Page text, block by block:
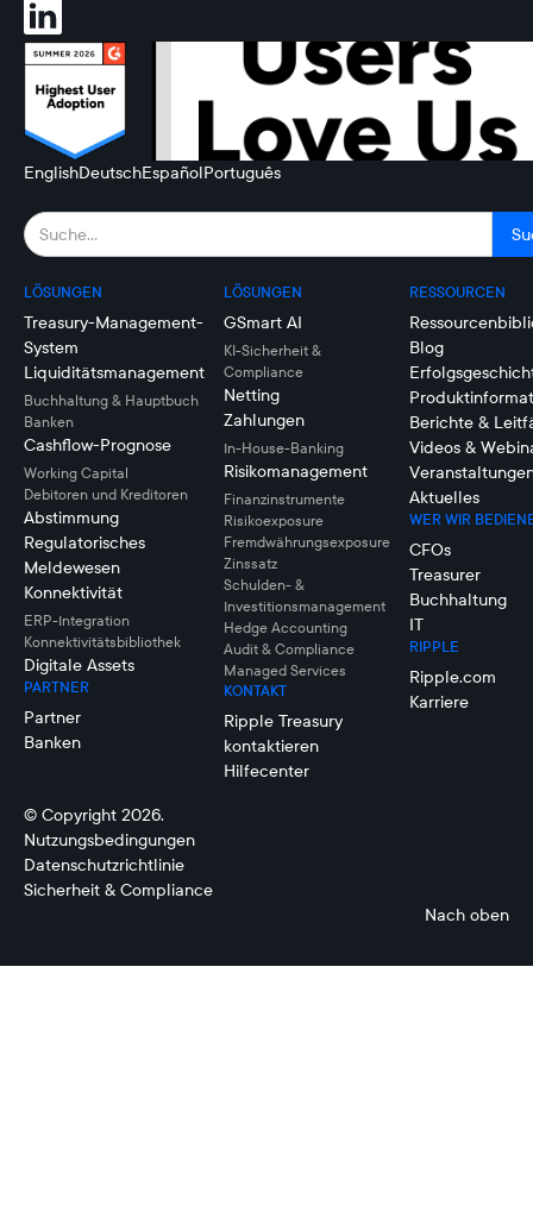
EnglishDeutschEspañolPortuguês
LÖSUNGEN
Treasury-Management-
System
Liquiditätsmanagement
Buchhaltung & Hauptbuch
Banken
Cashflow-Prognose
Working Capital
Debitoren und Kreditoren
Abstimmung
Regulatorisches
Meldewesen
Konnektivität
ERP-Integration
Konnektivitätsbibliothek
Digitale Assets
PARTNER
Partner
Banken
LÖSUNGEN
GSmart AI
KI-Sicherheit &
Compliance
Netting
Zahlungen
In-House-Banking
Risikomanagement
Finanzinstrumente
Risikoexposure
Fremdwährungsexposure
Zinssatz
Schulden- &
Investitionsmanagement
Hedge Accounting
Audit & Compliance
Managed Services
KONTAKT
Ripple Treasury
kontaktieren
Hilfecenter
RESSOURCEN
Blog
Berichte &
Videos &
Aktuelles
WER WIR
CFOs
Treasurer
Buchhaltung
IT
RIPPLE
Ripple.com
Karriere
© Copyright 2026.
Nutzungsbedingungen
Datenschutzrichtlinie
Sicherheit & Compliance
Nach oben